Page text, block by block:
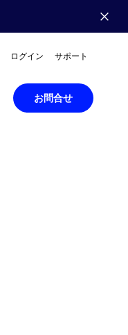
ログイン サポート
お問合せ